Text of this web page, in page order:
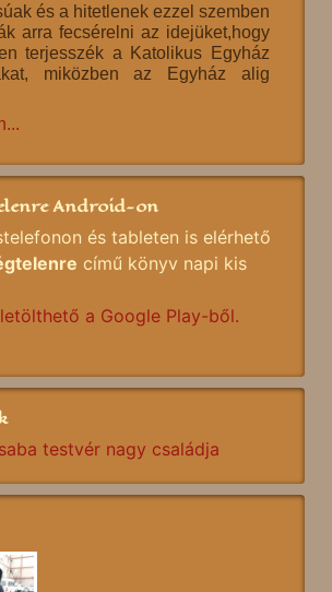
és a hitetlenek ezzel szemben
arra fecsérelni az idejüket,hogy
terjesszék a Katolikus Egyház
miközben az Egyház alig
Android-on
és tableten is elérhető
című könyv napi kis
a Google Play-ből.
testvér nagy családja